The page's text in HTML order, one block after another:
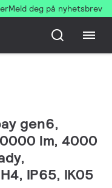
Meld deg på nyhetsbrev
gen6,
lm, 4000
IP65, IK05